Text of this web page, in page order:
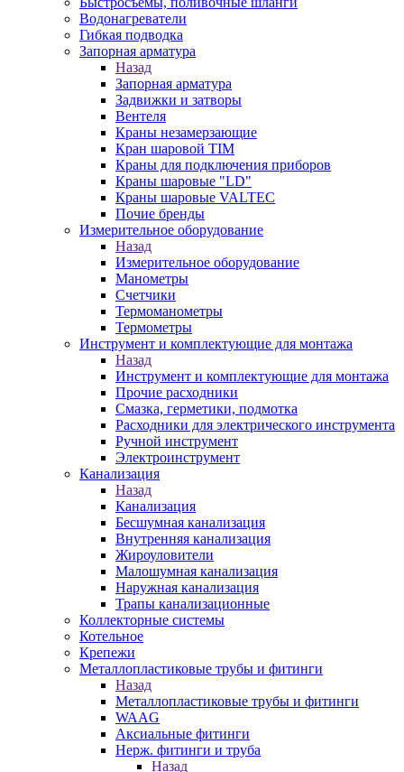
Водонагреватели
Гибкая подводка
Запорная арматура
Назад
Запорная арматура
Задвижки и затворы
Вентеля
Краны незамерзающие
Кран шаровой TIM
Краны для подключения приборов
Краны шаровые "LD"
Краны шаровые VALTEC
Почие бренды
Измерительное оборудование
Назад
Измерительное оборудование
Манометры
Счетчики
Термоманометры
Термометры
Инструмент и комплектующие для монтажа
Назад
Инструмент и комплектующие для монтажа
Прочие расходники
Смазка, герметики, подмотка
Расходники для электрического инструмента
Ручной инструмент
Электроинструмент
Канализация
Назад
Канализация
Бесшумная канализация
Внутренняя канализация
Жироуловители
Малошумная канализация
Наружная канализация
Трапы канализационные
Коллекторные системы
Котельное
Крепежи
Металлопластиковые трубы и фитинги
Назад
Металлопластиковые трубы и фитинги
WAAG
Аксиальные фитинги
Нерж. фитинги и труба
Назад